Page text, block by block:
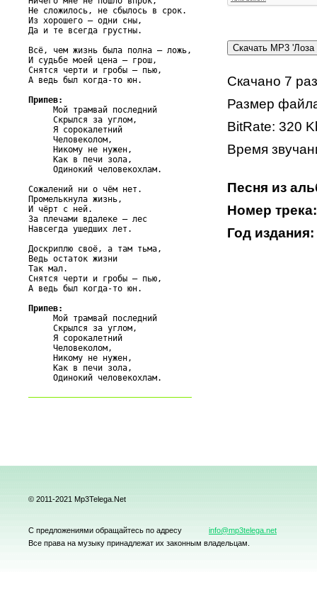
Не сложилось, не сбылось в срок.
Из хорошего – одни сны,
Да и те всегда грустны.
Всё, чем жизнь была полна – ложь,
И судьбе моей цена – грош,
Снятся черти и гробы – пью,
А ведь был когда-то юн.
Припев:
Мой трамвай последний
     Скрылся за углом,
     Я сорокалетний
     Человеколом,
     Никому не нужен,
     Как в печи зола,
     Одинокий человекохлам.
Сожалений ни о чём нет.
Промелькнула жизнь,
И чёрт с ней.
За плечами вдалеке – лес
Навсегда ушедших лет.
Доскриплю своё, а там тьма,
Ведь остаток жизни
Так мал.
Снятся черти и гробы – пью,
А ведь был когда-то юн.
Припев:
Мой трамвай последний
     Скрылся за углом,
     Я сорокалетний
     Человеколом,
     Никому не нужен,
     Как в печи зола,
Скачано 7 раз
Размер
BitRate: 320
Время
Песня из
Номер
Год издания:
© 2011-2021 Mp3Telega.Net
С предложениями обращайтесь по адресу
info@mp3telega.net
Все права на музыку принадлежат их законным владельцам.